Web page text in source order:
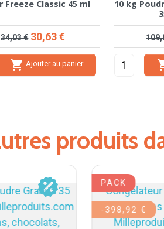
Freeze Classic 45 ml
Prix de base
34,03 € Prix
30,63 €
 Ajouter au panier
10 kg
produits
-10%